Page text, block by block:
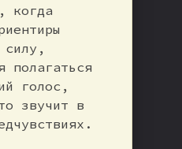
когда
силу,
полагаться
голос,
звучит в